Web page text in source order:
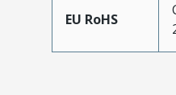
EU RoHS